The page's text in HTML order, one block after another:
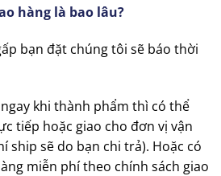
hàng là bao lâu?
bạn đặt chúng tôi sẽ báo thời
khi thành phẩm thì có thể
tiếp hoặc giao cho đơn vị vận
ship sẽ do bạn chi trả). Hoặc có
miễn phí theo chính sách giao